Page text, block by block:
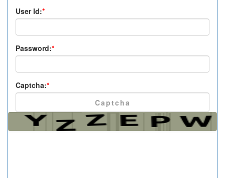
User Id:*
Password:*
Captcha:*